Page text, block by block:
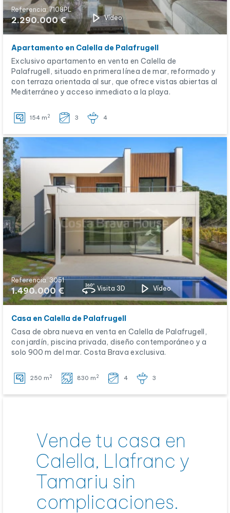
Referencia: 7108PL
2.290.000 € Vídeo
Apartamento en Calella de Palafrugell
Exclusivo apartamento en venta en Calella de
Palafrugell, situado en primera línea de mar, reformado y
con terraza orientada al sur, que ofrece vistas abiertas al
Mediterráneo y acceso inmediato a la playa.
154 m 2 3 4
Referencia: 3051
1.490.000 € Visita 3D Vídeo
Casa en Calella de Palafrugell
Casa de obra nueva en venta en Calella de Palafrugell,
con jardín, piscina privada, diseño contemporáneo y a
solo 900 m del mar. Costa Brava exclusiva.
250 m 2 830 m 2 4 3
Vende tu casa en
Calella, Llafranc y
Tamariu sin
complicaciones.